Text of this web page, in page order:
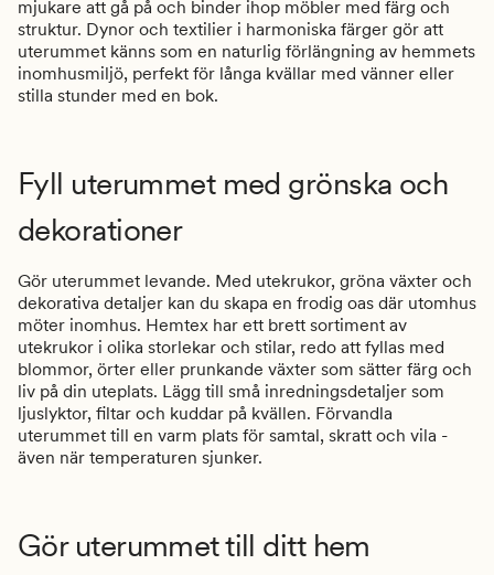
mjukare att gå på och binder ihop möbler med färg och
struktur. Dynor och textilier i harmoniska färger gör att
uterummet känns som en naturlig förlängning av hemmets
inomhusmiljö, perfekt för långa kvällar med vänner eller
stilla stunder med en bok.
Fyll uterummet med grönska och
dekorationer
Gör uterummet levande. Med utekrukor, gröna växter och
dekorativa detaljer kan du skapa en frodig oas där utomhus
möter inomhus. Hemtex har ett brett sortiment av
utekrukor i olika storlekar och stilar, redo att fyllas med
blommor, örter eller prunkande växter som sätter färg och
liv på din uteplats. Lägg till små inredningsdetaljer som
ljuslyktor, filtar och kuddar på kvällen. Förvandla
uterummet till en varm plats för samtal, skratt och vila -
även när temperaturen sjunker.
Gör uterummet till ditt hem